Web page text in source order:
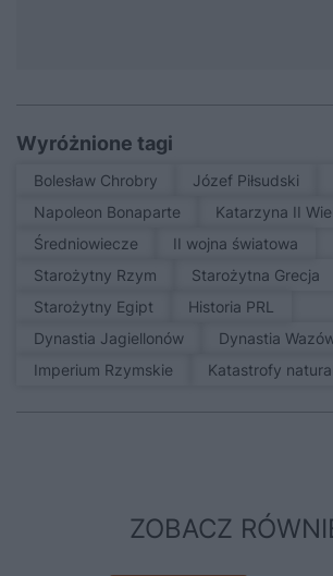
Wyróżnione tagi
Bolesław Chrobry Józef Piłsudski
Napoleon Bonaparte
Katarzyna II
średniowiecze
II wojna światowa
Starożytny Rzym
Starożytna Grecja
Starożytny Egipt
Historia PRL
Dynastia Jagiellonów
Dynastia
Imperium Rzymskie
Katastrofy
ZOBACZ